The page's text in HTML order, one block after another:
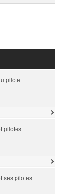
pilote
pilotes
ses pilotes